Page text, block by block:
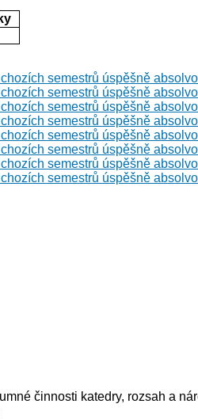
semestrů úspěšně
semestrů úspěšně
semestrů úspěšně
semestrů úspěšně
semestrů úspěšně
semestrů úspěšně
semestrů úspěšně
semestrů úspěšně
činnosti katedry, rozsah a